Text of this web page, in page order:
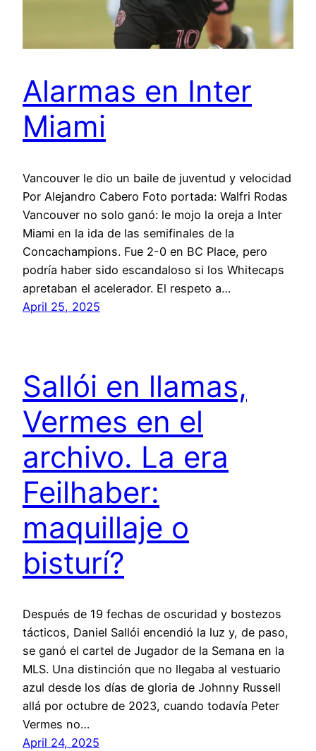
Alarmas en Inter
Miami
Vancouver le dio un baile de juventud y velocidad
Por Alejandro Cabero Foto portada: Walfri Rodas
Vancouver no solo ganó: le mojo la oreja a Inter
Miami en la ida de las semifinales de la
Concachampions. Fue 2-0 en BC Place, pero
podría haber sido escandaloso si los Whitecaps
apretaban el acelerador. El respeto a…
April 25, 2025
Sallói en llamas,
Vermes en el
archivo. La era
Feilhaber:
maquillaje o
bisturí?
Después de 19 fechas de oscuridad y bostezos
tácticos, Daniel Sallói encendió la luz y, de paso,
se ganó el cartel de Jugador de la Semana en la
MLS. Una distinción que no llegaba al vestuario
azul desde los días de gloria de Johnny Russell
allá por octubre de 2023, cuando todavía Peter
Vermes no…
April 24, 2025